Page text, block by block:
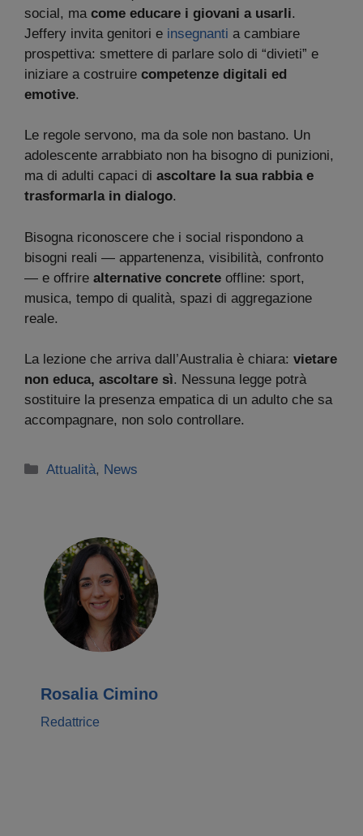
social, ma come educare i giovani a usarli.
Jeffery invita genitori e insegnanti a cambiare
prospettiva: smettere di parlare solo di “divieti” e
iniziare a costruire competenze digitali ed
emotive.
Le regole servono, ma da sole non bastano. Un
adolescente arrabbiato non ha bisogno di punizioni,
ma di adulti capaci di ascoltare la sua rabbia e
trasformarla in dialogo.
Bisogna riconoscere che i social rispondono a
bisogni reali — appartenenza, visibilità, confronto
— e offrire alternative concrete offline: sport,
musica, tempo di qualità, spazi di aggregazione
reale.
La lezione che arriva dall’Australia è chiara: vietare
non educa, ascoltare sì. Nessuna legge potrà
sostituire la presenza empatica di un adulto che sa
accompagnare, non solo controllare.
Categorie
Attualità, News
Rosalia Cimino
Redattrice